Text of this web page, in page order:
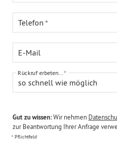
Telefon
E-Mail
so schnell wie möglich
Rückruf erbeten...
Gut zu wissen:Wir nehmen
zur Beantwortung Ihrer Anfrage
Pflichtfeld